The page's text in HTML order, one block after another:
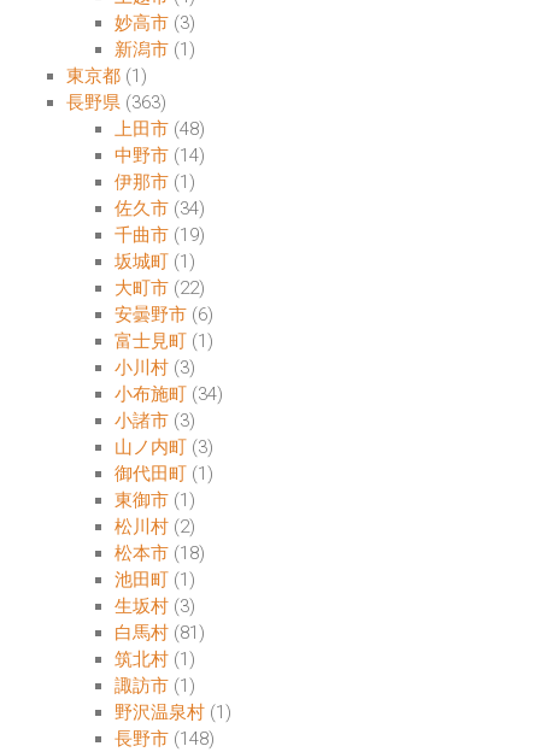
妙高市 (3)
新潟市 (1)
東京都 (1)
長野県 (363)
上田市 (48)
中野市 (14)
伊那市 (1)
佐久市 (34)
千曲市 (19)
坂城町 (1)
大町市 (22)
安曇野市 (6)
富士見町 (1)
小川村 (3)
小布施町 (34)
小諸市 (3)
山ノ内町 (3)
御代田町 (1)
東御市 (1)
松川村 (2)
松本市 (18)
池田町 (1)
生坂村 (3)
白馬村 (81)
筑北村 (1)
諏訪市 (1)
野沢温泉村 (1)
長野市 (148)